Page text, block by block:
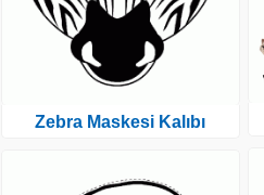
Zebra Maskesi Kalıbı